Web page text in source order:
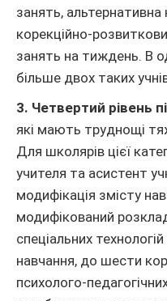
занять, альтернативна
корекційно-
занять на тиждень. В
більше двох таких
3. Четвертий рівень
які мають труднощі
Для школярів цієї
учителя та асистент
модифікація змісту
модифікований
спеціальних
навчання, до шести
психолого-